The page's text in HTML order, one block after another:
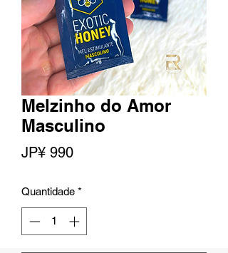
Melzinho do Amor
Masculino
JP¥ 990Preço
Quantidade *